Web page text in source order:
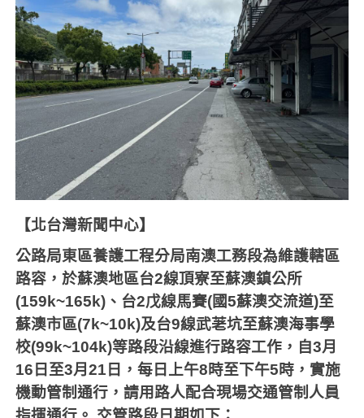
【北台灣新聞中心】
公路局東區養護工程分局南澳工務段為維護轄區
路容，於蘇澳地區台2線頂寮至蘇澳鎮公所
(159k~165k) 、台2戊線馬賽(國5蘇澳交流道)至
蘇澳市區(7k~10k)及台9線武荖坑至蘇澳海事學
校(99k~104k)等路段沿線進行路容工作，自3月
16 日至3月21 日，每日上午8時至下午5時，實施
機動管制通行，請用路人配合現場交通管制人員